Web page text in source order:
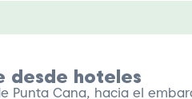
desde hoteles
Punta Cana, hacia el